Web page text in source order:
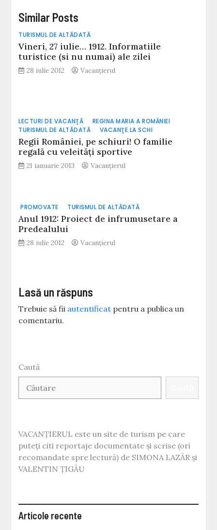
Similar Posts
TURISMUL DE ALTĂDATĂ
Vineri, 27 iulie… 1912. Informatiile
turistice (si nu numai) ale zilei
28 iulie 2012 Vacanțierul
LECTURI DE VACANŢĂ
REGINA MARIA A ROMÂNIEI
TURISMUL DE ALTĂDATĂ
VACANŢE LA SCHI
Regii României, pe schiuri! O familie
regală cu veleităţi sportive
21 ianuarie 2013 Vacanțierul
PROMOVATE TURISMUL DE ALTĂDATĂ
Anul 1912: Proiect de infrumusetare a
Predealului
28 iulie 2012 Vacanțierul
Lasă un răspuns
Trebuie să fii autentificat pentru a publica un
comentariu.
Caută
VACANȚIERUL este un site de turism pe care
puteți citi reportaje documentate și scrise (ori
recomandate spre lectură) de SIMONA LAZĂR și
VALENTIN ȚIGĂU
Articole recente